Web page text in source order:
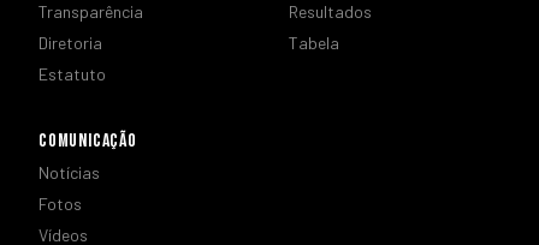
Transparência
Diretoria
Estatuto
Resultados
Tabela
COMUNICAÇÃO
Notícias
Fotos
Vídeos